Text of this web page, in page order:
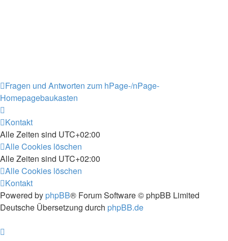
Fragen und Antworten zum hPage-/nPage-
Homepagebaukasten
Kontakt
Alle Zeiten sind UTC+02:00
Alle Cookies löschen
Alle Zeiten sind UTC+02:00
Alle Cookies löschen
Kontakt
Powered by phpBB® Forum Software © phpBB Limited
Deutsche Übersetzung durch phpBB.de